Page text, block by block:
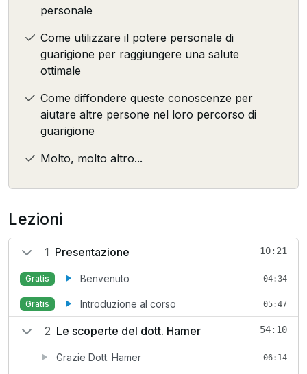
personale
Come utilizzare il potere personale di
guarigione per raggiungere una salute
ottimale
Come diffondere queste conoscenze per
aiutare altre persone nel loro percorso di
guarigione
Molto, molto altro...
Lezioni
1 Presentazione 10:21
Gratis Benvenuto 04:34
Gratis Introduzione al corso 05:47
2 Le scoperte del dott. Hamer 54:10
Grazie Dott. Hamer 06:14